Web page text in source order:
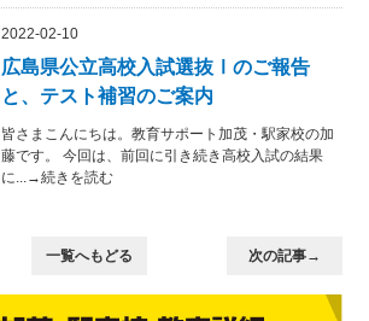
2022-02-10
広島県公立高校入試選抜Ⅰのご報告
と、テスト補習のご案内
皆さまこんにちは。教育サポート加茂・駅家校の加
藤です。 今回は、前回に引き続き高校入試の結果
に...→続きを読む
一覧へもどる 次の記事→